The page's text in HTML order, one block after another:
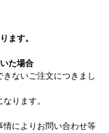
ます。
た場合
ないご注文につきまし
ります。
情によりお問い合わせ等